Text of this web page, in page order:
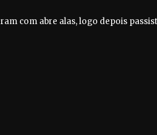
com abre alas, logo depois